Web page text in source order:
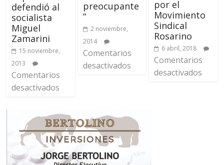
defendió al
socialista
Miguel
Zamarini
15 noviembre,
2013
Comentarios
desactivados
preocupante
”
2 noviembre,
2014
Comentarios
desactivados
por el
Movimiento
Sindical
Rosarino
6 abril, 2018
Comentarios
desactivados